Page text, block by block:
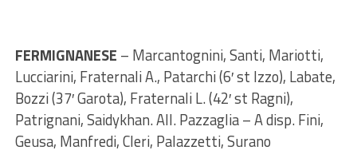
FERMIGNANESE – Marcantognini, Santi, Mariotti,
Lucciarini, Fraternali A., Patarchi (6′ st Izzo), Labate,
Bozzi (37′ Garota), Fraternali L. (42′ st Ragni),
Patrignani, Saidykhan. All. Pazzaglia – A disp. Fini,
Geusa, Manfredi, Cleri, Palazzetti, Surano